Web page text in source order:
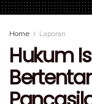
Home Laporan
Hukum